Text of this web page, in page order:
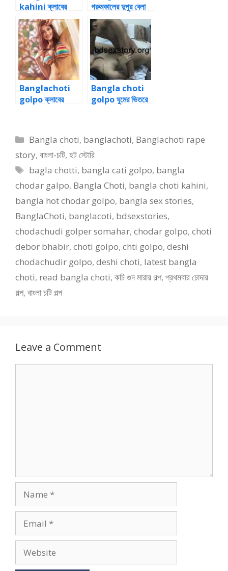
kahini ক্লাবের
পিকনিকে রিসর্টে নন্দিতার
পাছা মারার কাহিনী- ২
গরুমকালের দুপুর বেলা
গার্লফ্রেন্ডকে পুরো
ল্যাংটো করে
Banglachoti
golpo ক্লাবের
Bangla choti
golpo ঘুমের ভিতরে
Categories
Bangla choti, banglachoti, Banglachoti rape
story, বাংলা-চটি, হট স্টোরি
Tags
bagla chotti, bangla cati golpo, bangla
chodar galpo, Bangla Choti, bangla choti kahini,
bangla hot chodar golpo, bangla sex stories,
BanglaChoti, banglacoti, bdsexstories,
chodachudi golper somahar, chodar golpo, choti
debor bhabir, choti golpo, chti golpo, deshi
chodachudir golpo, deshi choti, latest bangla
choti, read bangla choti, কচি গুদ মারার গল্প, প্রথমবার চোদার
গল্প, বাংলা চটি গল্প
Leave a Comment